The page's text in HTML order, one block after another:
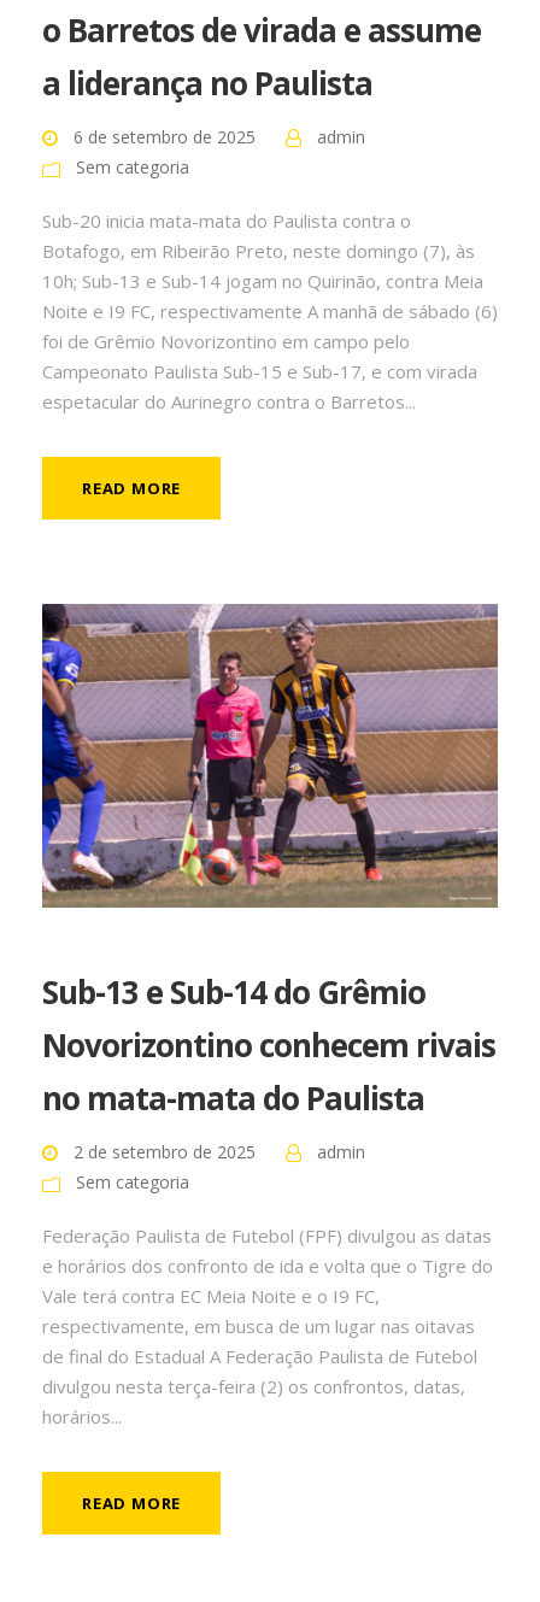
o Barretos de virada e assume
a liderança no Paulista
6 de setembro de 2025
admin
Sem categoria
Sub-20 inicia mata-mata do Paulista contra o
Botafogo, em Ribeirão Preto, neste domingo (7), às
10h; Sub-13 e Sub-14 jogam no Quirinão, contra Meia
Noite e I9 FC, respectivamente A manhã de sábado (6)
foi de Grêmio Novorizontino em campo pelo
Campeonato Paulista Sub-15 e Sub-17, e com virada
espetacular do Aurinegro contra o Barretos...
READ MORE
Sub-13 e Sub-14 do Grêmio
Novorizontino conhecem rivais
no mata-mata do Paulista
2 de setembro de 2025
admin
Sem categoria
Federação Paulista de Futebol (FPF) divulgou as datas
e horários dos confronto de ida e volta que o Tigre do
Vale terá contra EC Meia Noite e o I9 FC,
respectivamente, em busca de um lugar nas oitavas
de final do Estadual A Federação Paulista de Futebol
divulgou nesta terça-feira (2) os confrontos, datas,
horários...
READ MORE